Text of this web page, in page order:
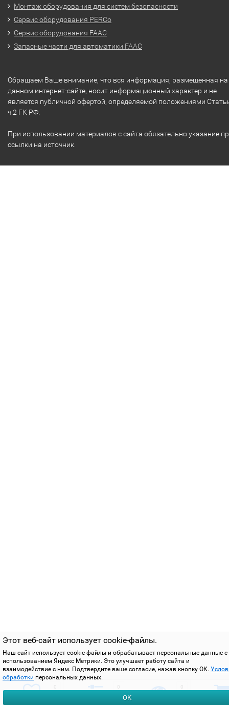
Этот веб-сайт использует cookie-файлы.
Наш сайт использует cookie-файлы и обрабатывает персональные данные с
использованием Яндекс Метрики. Это улучшает работу сайта и
взаимодействие с ним. Подтвердите ваше согласие, нажав кнопку ОК.
обработки персональных данных.
ОК
Монтаж оборудования для систем безопасности
Сервис оборудования PERCo
Сервис оборудования FAAC
Запасные части для автоматики FAAC
Обращаем Ваше внимание, что вся информация, размещенная на
данном интернет-сайте, носит информационный характер и не
является публичной офертой, определяемой положениями
ч.2 ГК РФ.
При использовании материалов с сайта обязательно указание
ссылки на источник.